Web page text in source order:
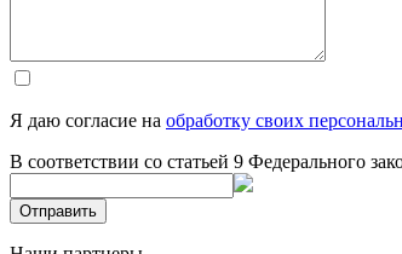
Я даю согласие на обработку своих
В соответствии со статьей 9 Федерального
Отправить